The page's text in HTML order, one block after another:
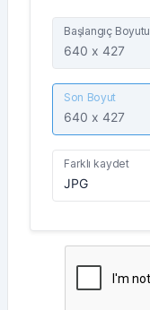
Başlangıç Boyutu
Son Boyut
Farklı kaydet